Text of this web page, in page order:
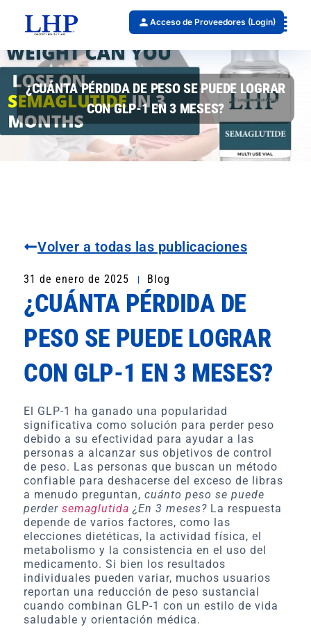
Acceso de Proveedores (Login)
¿CUÁNTA PÉRDIDA DE PESO SE PUEDE LOGRAR
CON GLP-1 EN 3 MESES?
Volver a todas las publicaciones
31 de enero de 2025 Blog
¿CUÁNTA PÉRDIDA DE
PESO SE PUEDE LOGRAR
CON GLP-1 EN 3 MESES?
El GLP-1 ha ganado una popularidad
significativa como solución para perder peso
debido a su efectividad para ayudar a las
personas a alcanzar sus objetivos de control
de peso. Las personas que buscan un método
confiable para deshacerse del exceso de libras
a menudo preguntan, cuánto peso se puede
perder semaglutida ¿En 3 meses? La respuesta
depende de varios factores, como las
elecciones dietéticas, la actividad física, el
metabolismo y la consistencia en el uso del
medicamento. Si bien los resultados
individuales pueden variar, muchos usuarios
reportan una reducción de peso sustancial
cuando combinan GLP-1 con un estilo de vida
saludable y orientación médica.